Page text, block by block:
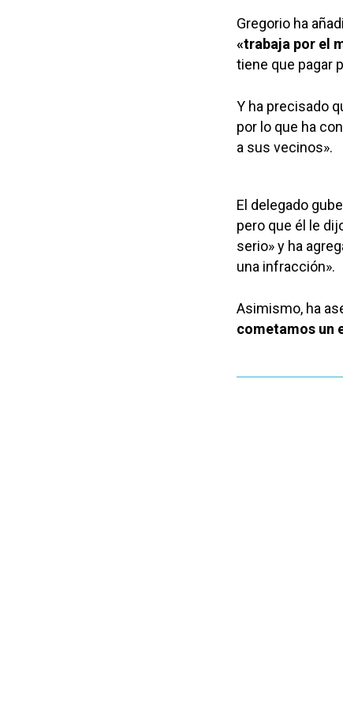
Gregorio ha
«trabaja por el
tiene que pagar
Y ha precisado
por lo que ha
a sus vecinos».
El delegado
pero que él le
serio» y ha
una infracción».
Asimismo, ha
cometamos un